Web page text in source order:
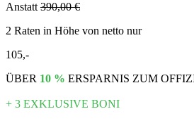
Anstatt 390,00 €
2 Raten in Höhe von netto nur
105,-
ÜBER 10 % ERSPARNIS ZUM
+ 3 EXKLUSIVE BONI